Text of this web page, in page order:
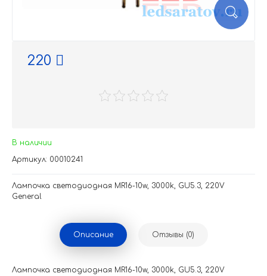
220
В наличии
Артикул: 00010241
Лампочка светодиодная MR16-10w, 3000k, GU5.3, 220V
General
Описание Отзывы (0)
Лампочка светодиодная MR16-10w, 3000k, GU5.3, 220V